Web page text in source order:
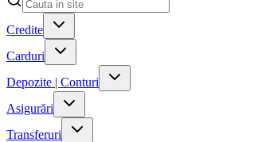
Credite
Carduri
Depozite | Conturi
Asigurări
Transferuri